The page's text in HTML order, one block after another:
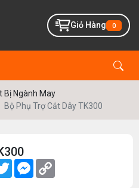
Giỏ Hàng 0
Bị Ngành May
Bộ Phụ Trợ Cắt Dây TK300
TwitterMessenger